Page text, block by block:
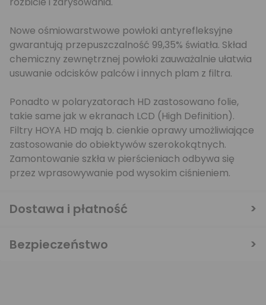
Nowe ośmiowarstwowe powłoki antyrefleksyjne
gwarantują przepuszczalność 99,35% światła. Skład
chemiczny zewnętrznej powłoki zauważalnie ułatwia
usuwanie odcisków palców i innych plam z filtra.
Ponadto w polaryzatorach HD zastosowano folie,
takie same jak w ekranach LCD (High Definition).
Filtry HOYA HD mają b. cienkie oprawy umożliwiające
zastosowanie do obiektywów szerokokątnych.
Zamontowanie szkła w pierścieniach odbywa się
przez wprasowywanie pod wysokim ciśnieniem.
Dostawa i płatność
Bezpieczeństwo